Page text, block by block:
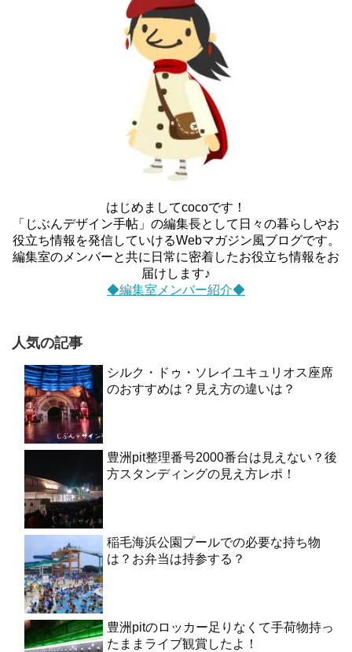
はじめましてcocoです！
「じぶんデザイン手帖」の編集長として日々の暮らしやお
役立ち情報を発信していけるWebマガジン風ブログです。
編集室のメンバーと共に日常に密着したお役立ち情報をお
届けします♪
◆編集室メンバー紹介◆
人気の記事
シルク・ドゥ・ソレイユキュリオス座席
のおすすめは？見え方の違いは？
豊洲pit整理番号2000番台は見えない？後
方スタンディングの見え方レポ！
稲毛海浜公園プールでの必要な持ち物
は？お弁当は持参する？
豊洲pitのロッカー足りなくて手荷物持っ
たままライブ観賞したよ！